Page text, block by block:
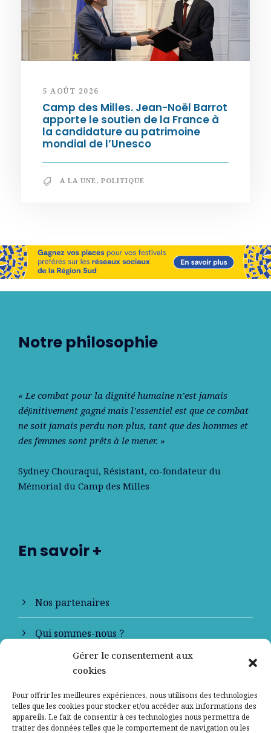
Gérer le consentement aux
cookies
Pour offrir les meilleures expériences, nous utilisons des technologies
telles que les cookies pour stocker et/ou accéder aux informations des
appareils. Le fait de consentir à ces technologies nous permettra de
traiter des données telles que le comportement de navigation ou les
5 AOÛT 2026
Camp des Milles. Jean-Noël Barrot
apporte le soutien de la France à
la candidature au patrimoine
mondial de l’Unesco
A LA UNE, POLITIQUE
Notre philosophie
« Le combat pour la dignité humaine n’est jamais
déﬁnitivement gagné mais l’essentiel est que ce combat
ne soit jamais perdu non plus, tant que des hommes et
des femmes sont prêts à le mener. »
Sydney Chouraqui, Résistant, co-fondateur du
Mémorial du Camp des Milles
En savoir +
Nos partenaires
Qui sommes-nous ?
Contactez-nous
Mentions légales
Politique de confidentialité